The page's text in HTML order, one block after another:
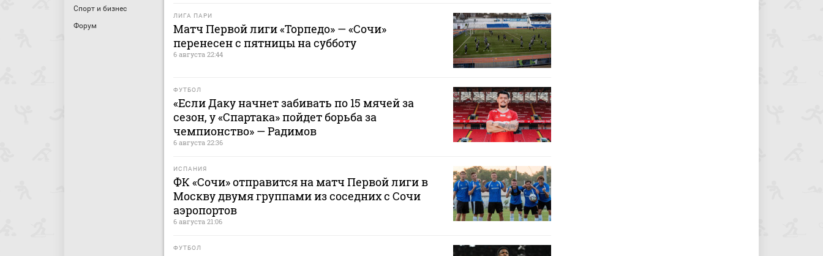
Спорт и бизнес
Форум
ЛИГА ПАРИ
Матч Первой лиги «Торпедо» — «Сочи»
перенесен с пятницы на субботу
6 августа 22:44
ФУТБОЛ
«Если Даку начнет забивать по 15 мячей за
сезон, у «Спартака» пойдет борьба за
чемпионство» — Радимов
6 августа 22:36
ИСПАНИЯ
ФК «Сочи» отправится на матч Первой лиги в
Москву двумя группами из соседних с Сочи
аэропортов
6 августа 21:06
ФУТБОЛ